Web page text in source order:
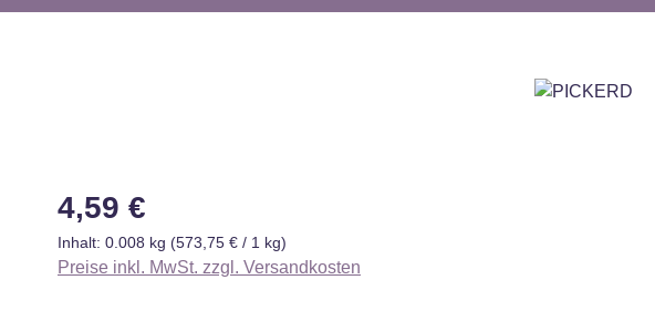
Regulärer Preis:
4,59 €
Inhalt: 0.008 kg (573,75 € / 1 kg)
Preise inkl. MwSt. zzgl. Versandkosten